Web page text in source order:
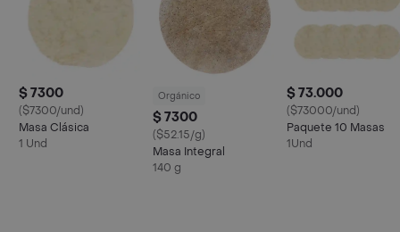
$ 7300
($7300/und)
Masa Clásica
1 Und
Orgánico
$ 7300
($52.15/g)
Masa Integral
140 g
$ 73.000
($73000/und)
Paquete 10 Masas
1Und